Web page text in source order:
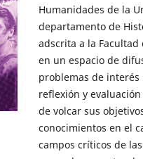
Humanidades de la
departamento de
adscrita a la
en un espacio de
problemas de
reflexión y
de volcar sus
conocimientos en el
campos críticos de